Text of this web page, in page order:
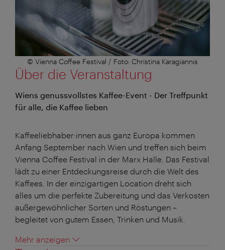
© Vienna Coffee Festival / Foto: Christina Karagiannis
Über die Veranstaltung
Wiens genussvollstes Kaffee-Event - Der Treffpunkt
für alle, die Kaffee lieben
Kaffeeliebhaber:innen aus ganz Europa kommen
Anfang September nach Wien und treffen sich beim
Vienna Coffee Festival in der Marx Halle. Das Festival
lädt zu einer Entdeckungsreise durch die Welt des
Kaffees. In der einzigartigen Location dreht sich
alles um die perfekte Zubereitung und das Verkosten
außergewöhnlicher Sorten und Röstungen –
begleitet von gutem Essen, Trinken und Musik.
Mehr anzeigen